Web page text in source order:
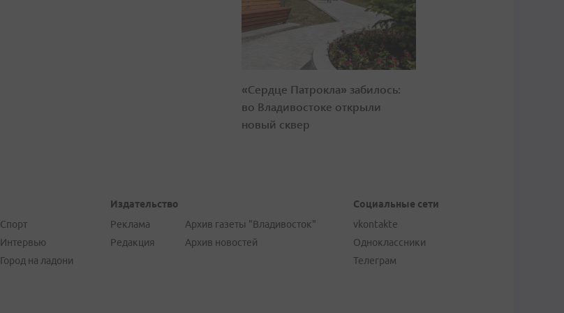
«Сердце Патрокла» забилось:
во Владивостоке открыли
новый сквер
Спорт
Интервью
Город на ладони
Издательство
Реклама
Редакция
Архив газеты "Владивосток"
Архив новостей
Социальные сети
vkontakte
Одноклассники
Телеграм